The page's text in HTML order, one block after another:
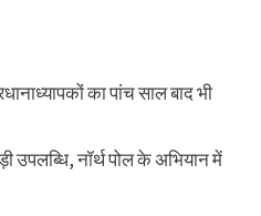
का पांच साल बाद भी
उपलब्धि, नॉर्थ पोल के अभियान में